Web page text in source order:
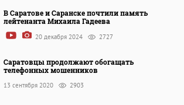
В Саратове и Саранске почтили память
лейтенанта Михаила Гадеева
20 декабря 2024 2727
Саратовцы продолжают обогащать
телефонных мошенников
13 сентября 2020 2903